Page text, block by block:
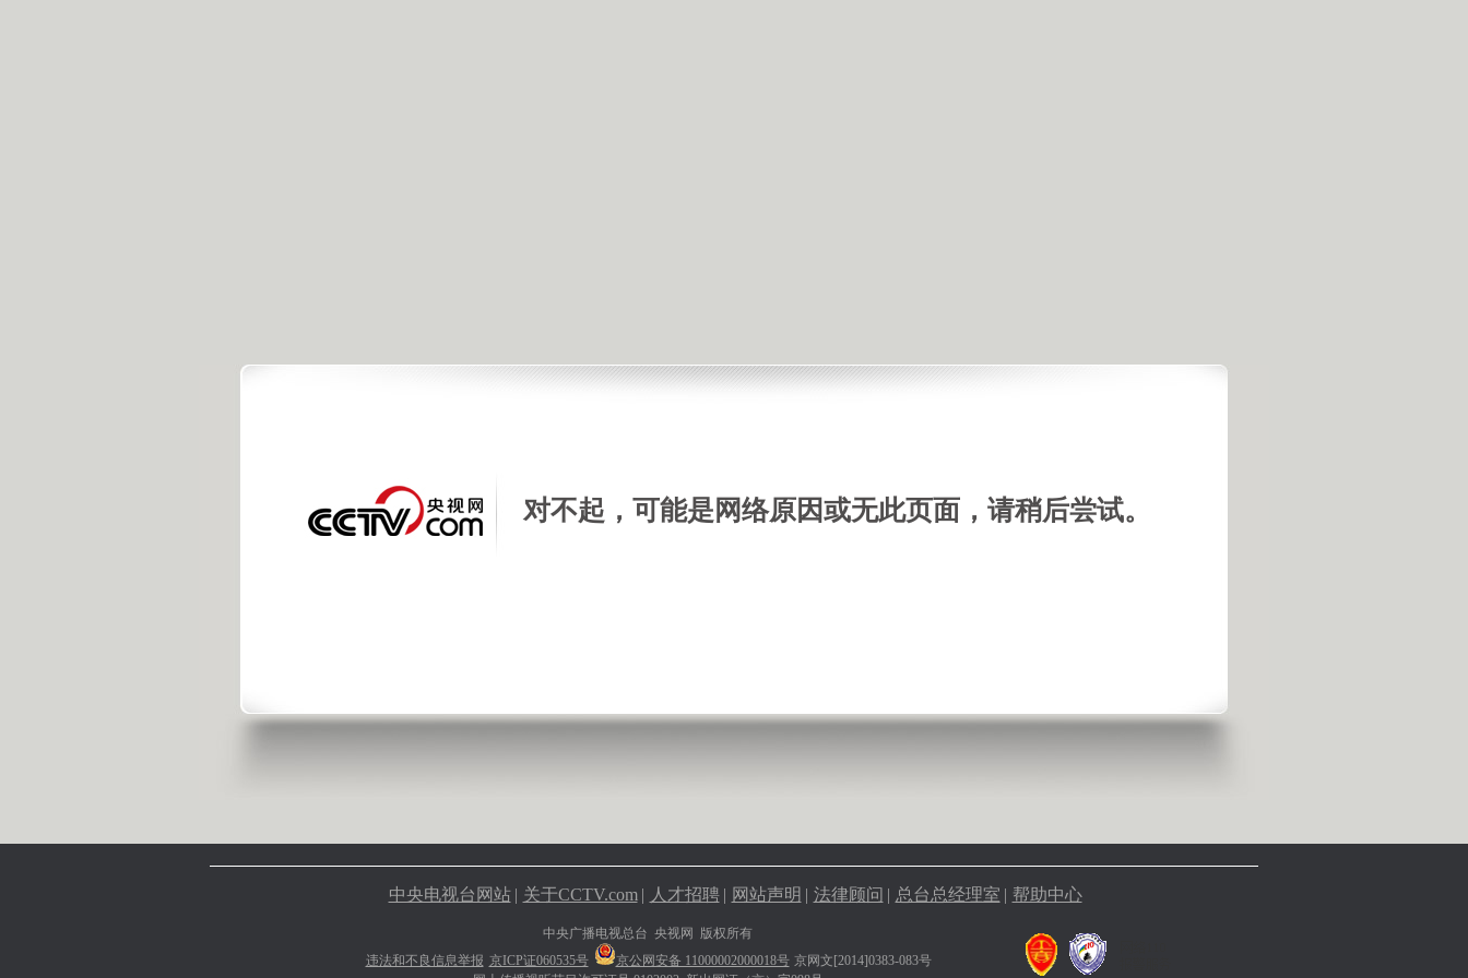
对不起，可能是网络原因或无此页面，请稍后尝试。
中央电视台网站 | 关于CCTV.com | 人才招聘 | 网站声明 | 法律顾问 | 总台总经理室 | 帮助中心
中央广播电视总台 央视网 版权所有
违法和不良信息举报 京ICP证060535号 京公网安备 11000002000018号 京网文[2014]0383-083号